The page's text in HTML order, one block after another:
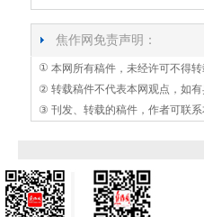
焦作网免责声明：
① 本网所有稿件，未经许可不得转
② 转载稿件不代表本网观点，如有
③ 刊发、转载的稿件，作者可联系